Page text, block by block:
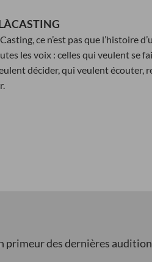
ce n’est pas que l’histoire
les voix : celles qui veulent se
décider, qui veulent écouter,
primeur des dernières